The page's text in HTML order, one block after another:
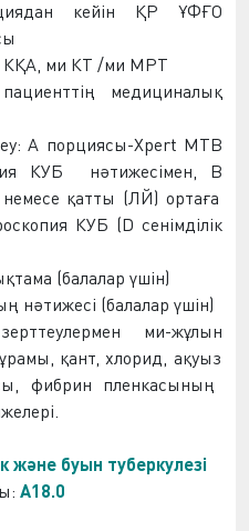
кейін ҚР ҰФҒО
КҚА, ми КТ /ми МРТ
пациенттің медициналық
А порциясы-Xpert MTB
КУБ нәтижесімен, В
қатты (ЛЙ) ортаға
КУБ (D сенімділік
(балалар үшін)
(балалар үшін)
ми-жұлын
қант, хлорид, ақуыз
фибрин пленкасының
және буын туберкулезі
A18.0